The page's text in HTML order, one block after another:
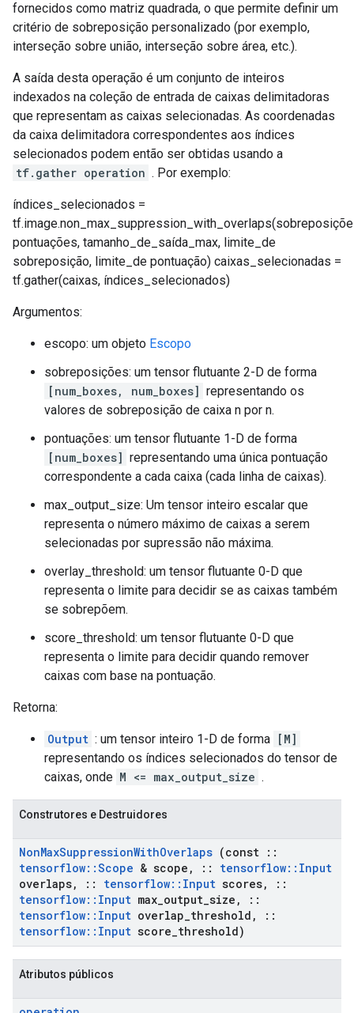
fornecidos como matriz quadrada, o que permite definir um
critério de sobreposição personalizado (por exemplo,
interseção sobre união, interseção sobre área, etc.).
A saída desta operação é um conjunto de inteiros
indexados na coleção de entrada de caixas delimitadoras
que representam as caixas selecionadas. As coordenadas
da caixa delimitadora correspondentes aos índices
selecionados podem então ser obtidas usando a
tf.gather operation . Por exemplo:
índices_selecionados =
pontuações, tamanho_de_saída_max, limite_de
sobreposição, limite_de pontuação) caixas_selecionadas =
tf.gather(caixas, índices_selecionados)
Argumentos:
escopo: um objeto Escopo
sobreposições: um tensor flutuante 2-D de forma
[num_boxes, num_boxes] representando os
valores de sobreposição de caixa n por n.
pontuações: um tensor flutuante 1-D de forma
[num_boxes] representando uma única pontuação
correspondente a cada caixa (cada linha de caixas).
max_output_size: Um tensor inteiro escalar que
representa o número máximo de caixas a serem
selecionadas por supressão não máxima.
overlay_threshold: um tensor flutuante 0-D que
representa o limite para decidir se as caixas também
se sobrepõem.
score_threshold: um tensor flutuante 0-D que
representa o limite para decidir quando remover
caixas com base na pontuação.
Retorna:
Output : um tensor inteiro 1-D de forma [M]
representando os índices selecionados do tensor de
caixas, onde M <= max_output_size .
Construtores e Destruidores
NonMaxSuppressionWithOverlaps (const ::
tensorflow::Scope & scope , :: tensorflow:: Input
overlaps, :: tensorflow:: Input scores,
::
tensorflow:: Input max output size ,
::
tensorflow:: Input overlap threshold ,
::
tensorflow:: Input score threshold)
Atributos públicos